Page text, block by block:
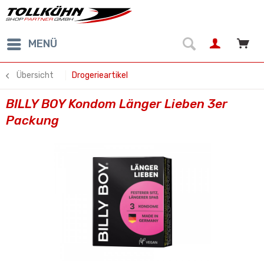
MENÜ
Übersicht Drogerieartikel
BILLY BOY Kondom Länger Lieben 3er
Packung